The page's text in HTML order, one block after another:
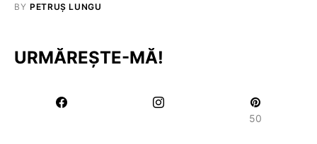
BY PETRUȘ LUNGU
URMĂREȘTE-MĂ!
50